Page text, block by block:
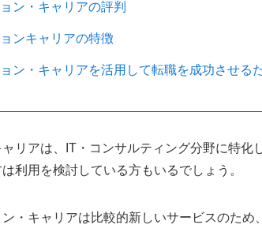
ン・キャリアの評判
ンキャリアの特徴
ン・キャリアを活用して転職を成功させる
ャリアは、IT・コンサルティング分野に特
利用を検討している方もいるでしょう。
ン・キャリアは比較的新しいサービスのた